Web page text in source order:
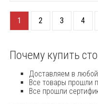
1 2 3 4
Почему купить
Доставляем в
Все товары прошли
Все прошли